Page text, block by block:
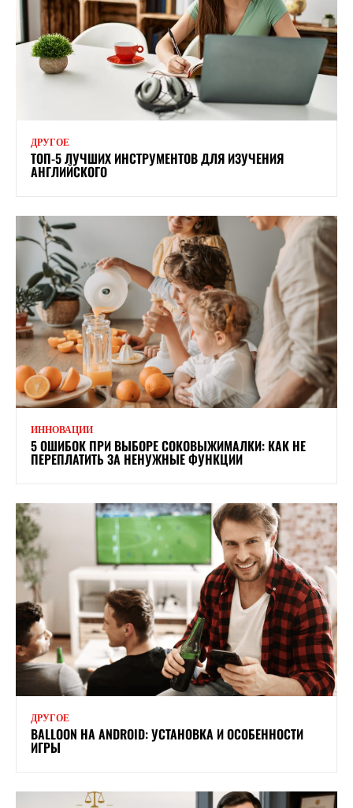
ДРУГОЕ
ТОП-5 ЛУЧШИХ ИНСТРУМЕНТОВ ДЛЯ ИЗУЧЕНИЯ
АНГЛИЙСКОГО
ИННОВАЦИИ
5 ОШИБОК ПРИ ВЫБОРЕ СОКОВЫЖИМАЛКИ: КАК НЕ
ПЕРЕПЛАТИТЬ ЗА НЕНУЖНЫЕ ФУНКЦИИ
ДРУГОЕ
BALLOON НА ANDROID: УСТАНОВКА И ОСОБЕННОСТИ
ИГРЫ